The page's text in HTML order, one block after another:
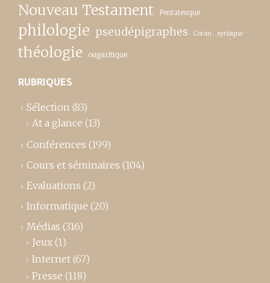
Nouveau Testament Pentateuque
philologie pseudépigraphes Coran syriaque
théologie ougaritique
RUBRIQUES
Sélection (83)
At a glance (13)
Conférences (199)
Cours et séminaires (104)
Evaluations (2)
Informatique (20)
Médias (316)
Jeux (1)
Internet (67)
Presse (118)